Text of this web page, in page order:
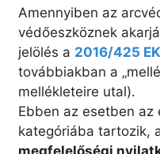
Amennyiben az
védőeszköznek
jelölés a 2016/425
továbbiakban a
mellékleteire utal).
Ebben az esetben az
kategóriába tartozik,
megfelelőségi